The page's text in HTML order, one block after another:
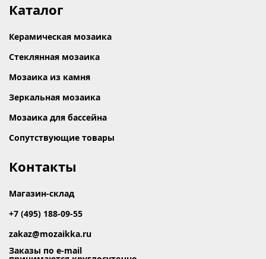
Каталог
Керамическая мозаика
Стеклянная мозаика
Мозаика из камня
Зеркальная мозаика
Мозаика для бассейна
Сопутствующие товары
Контакты
Магазин-склад
+7 (495) 188-09-55
zakaz@mozaikka.ru
Заказы по e-mail